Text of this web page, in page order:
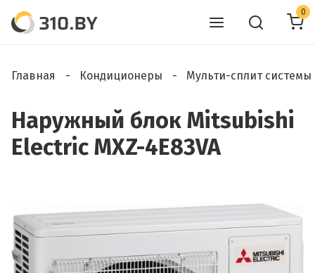
0
Главная Кондиционеры Мульти-сплит системы
Наружный блок Mitsubishi
Electric MXZ-4E83VA